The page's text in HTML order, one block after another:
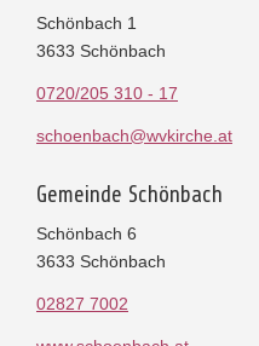
Schönbach 1
3633 Schönbach
0720/205 310 - 17
schoenbach@wvkirche.at
Gemeinde Schönbach
Schönbach 6
3633 Schönbach
02827 7002